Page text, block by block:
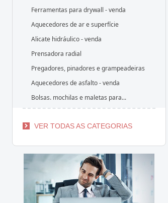
Ferramentas para drywall - venda
Aquecedores de ar e superfície
Alicate hidráulico - venda
Prensadora radial
Pregadores, pinadores e grampeadeiras
Aquecedores de asfalto - venda
Bolsas. mochilas e maletas para...
VER TODAS AS CATEGORIAS